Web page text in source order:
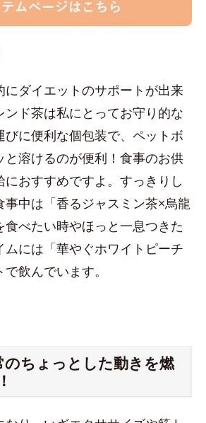
にダイエットのサポートが出来
ンド茶は私にとってお守り的な
びに便利な個包装で、ペットボ
と溶けるのが便利！食事のお供
おすすめですよ。すっきりし
事中は「香るジャスミン茶×烏龍
べたい時やほっと一息つきた
ムには「華やぐホワイトピーチ
飲んでいます。
のちょっとした動きを燃